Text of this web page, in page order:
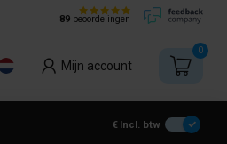
89beoordelingen
Mijn account
0
€ Incl. btw